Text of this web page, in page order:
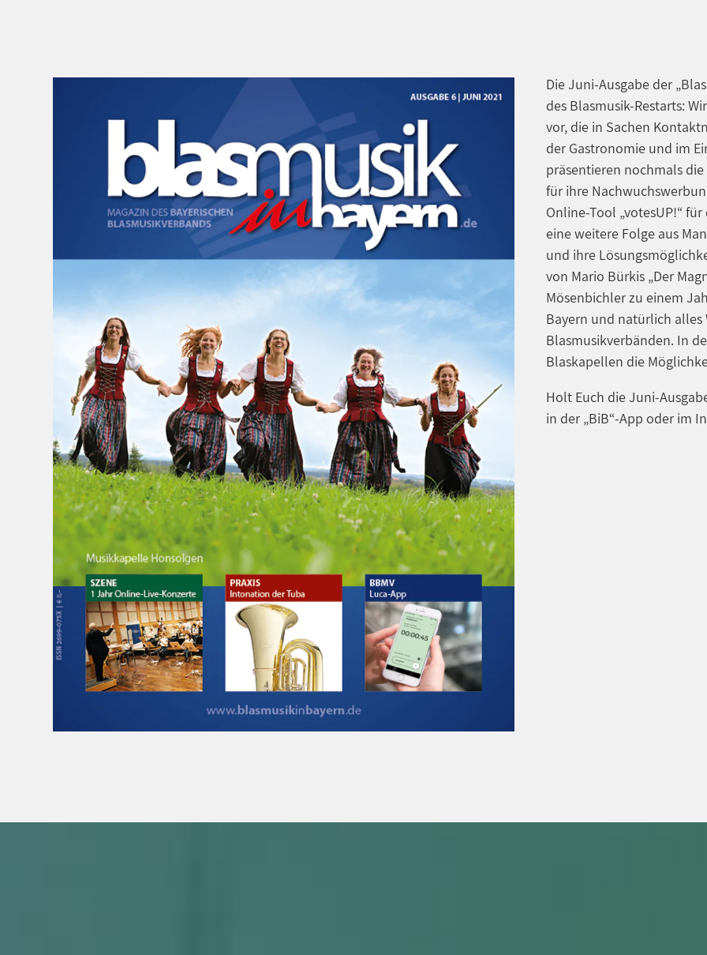
Die Juni-Ausgabe der
des Blasmusik-Restarts:
vor, die in Sachen
der Gastronomie und im
präsentieren nochmals
für ihre
Online-Tool „votesUP!“
eine weitere Folge aus
und ihre
von Mario Bürkis „Der
Mösenbichler zu einem
Bayern und natürlich alles
Blasmusikverbänden. In
Blaskapellen die
Holt Euch die Juni-
in der „BiB“-App oder im